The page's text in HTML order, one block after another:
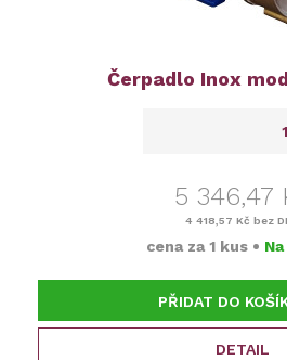
Čerpadlo Inox
5 346,47
4 418,57 Kč bez
cena za 1 kus •
PŘIDAT DO
DETAIL